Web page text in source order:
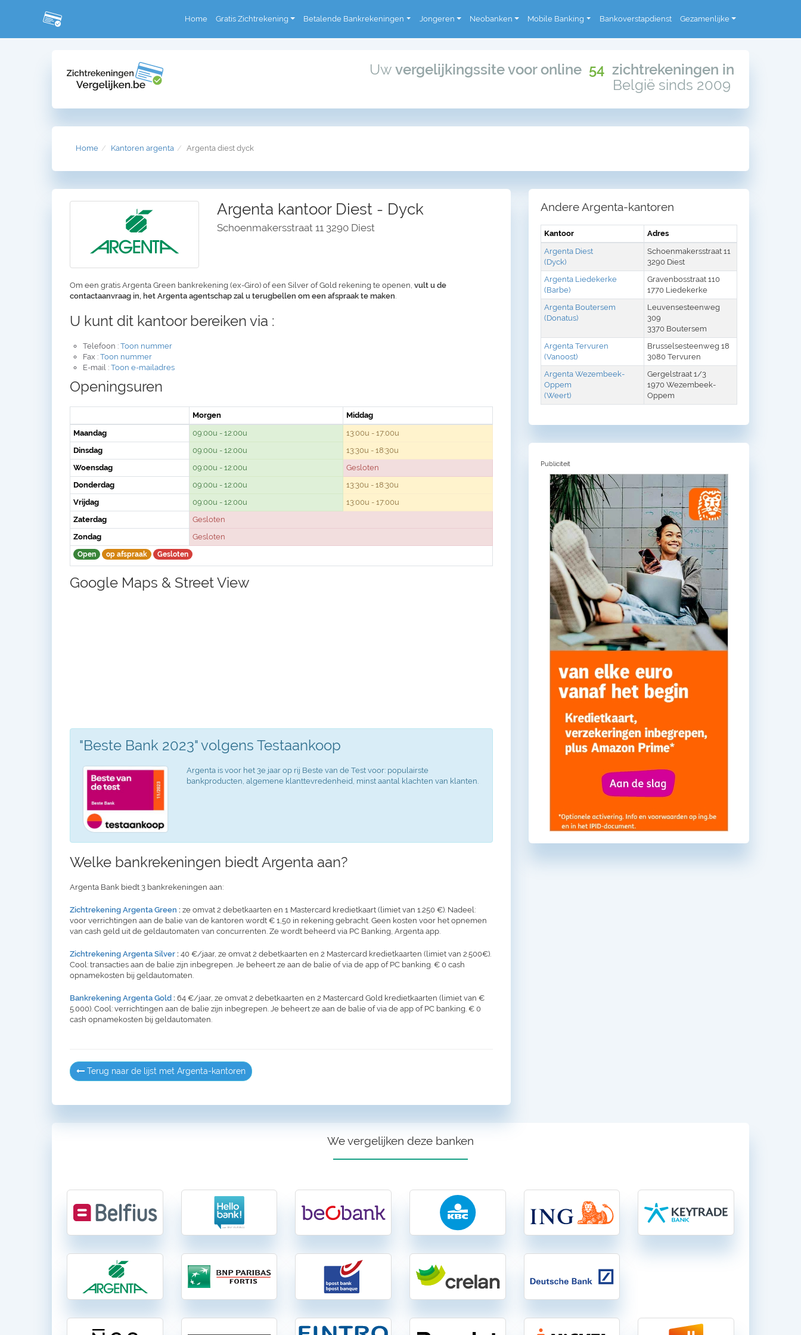
Home Gratis Zichtrekening Betalende Bankrekeningen Jongeren Neobanken Mobile Banking Bankoverstapdienst Gezamenlijke
Uw vergelijkingssite voor online 54 zichtrekeningen in
België sinds 2009
Home Kantoren argenta Argenta diest dyck
Argenta kantoor Diest - Dyck
Schoenmakersstraat 11 3290 Diest
Om een gratis Argenta Green bankrekening (ex-Giro) of een Silver of Gold rekening te openen, vult u de
contactaanvraag in, het Argenta agentschap zal u terugbellen om een afspraak te maken.
U kunt dit kantoor bereiken via :
Telefoon : Toon nummer
Fax : Toon nummer
E-mail : Toon e-mailadres
Openingsuren
Morgen
Middag
Maandag
09:00u - 12:00u
13:00u - 17:00u
Dinsdag
09:00u - 12:00u
13:30u - 18:30u
Woensdag
09:00u - 12:00u
Gesloten
Donderdag
09:00u - 12:00u
13:30u - 18:30u
Vrijdag
09:00u - 12:00u
13:00u - 17:00u
Zaterdag
Gesloten
Zondag
Gesloten
Open op afspraak Gesloten
Google Maps & Street View
"Beste Bank 2023" volgens Testaankoop
Argenta is voor het 3e jaar op rij Beste van de Test voor: populairste
bankproducten, algemene klanttevredenheid, minst aantal klachten van klanten.
Welke bankrekeningen biedt Argenta aan?
Argenta Bank biedt 3 bankrekeningen aan:
Zichtrekening Argenta Green : ze omvat 2 debetkaarten en 1 Mastercard kredietkaart (limiet van 1.250 €). Nadeel:
voor verrichtingen aan de balie van de kantoren wordt € 1,50 in rekening gebracht. Geen kosten voor het opnemen
van cash geld uit de geldautomaten van concurrenten. Ze wordt beheerd via PC Banking, Argenta app.
Zichtrekening Argenta Silver : 40 €/jaar, ze omvat 2 debetkaarten en 2 Mastercard kredietkaarten (limiet van 2.500€).
Cool: transacties aan de balie zijn inbegrepen. Je beheert ze aan de balie of via de app of PC banking. € 0 cash
opnamekosten bij geldautomaten.
Bankrekening Argenta Gold : 64 €/jaar, ze omvat 2 debetkaarten en 2 Mastercard Gold kredietkaarten (limiet van €
5.000). Cool: verrichtingen aan de balie zijn inbegrepen. Je beheert ze aan de balie of via de app of PC banking. € 0
cash opnamekosten bij geldautomaten.
Terug naar de lijst met Argenta-kantoren
Andere Argenta-kantoren
Kantoor
Adres
Argenta Diest
(Dyck)
Schoenmakersstraat 11
3290 Diest
Argenta Liedekerke
(Barbe)
Gravenbosstraat 110
1770 Liedekerke
Argenta Boutersem
(Donatus)
Leuvensesteenweg
309
3370 Boutersem
Argenta Tervuren
(Vanoost)
Brusselsesteenweg 18
3080 Tervuren
Argenta Wezembeek-
Oppem
(Weert)
Gergelstraat 1/3
1970 Wezembeek-
Oppem
Publiciteit
We vergelijken deze banken